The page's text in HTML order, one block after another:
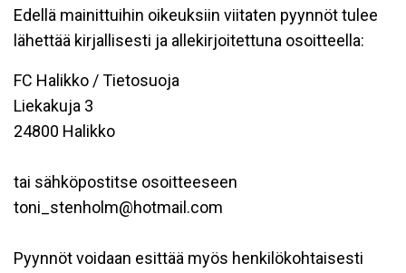
Edellä mainittuihin oikeuksiin viitaten pyynnöt tulee
lähettää kirjallisesti ja allekirjoitettuna osoitteella:
FC Halikko / Tietosuoja
Liekakuja 3
24800 Halikko
tai sähköpostitse osoitteeseen
toni_stenholm@hotmail.com
Pyynnöt voidaan esittää myös henkilökohtaisesti